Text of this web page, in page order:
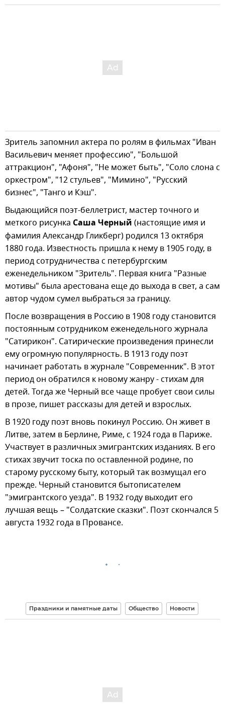
Зритель запомнил актера по ролям в фильмах "Иван
Васильевич меняет профессию", "Большой
аттракцион", "Афоня", "Не может быть", "Соло слона с
оркестром", "12 стульев", "Мимино", "Русский
бизнес", "Танго и Кэш".
Выдающийся поэт-беллетрист, мастер точного и
меткого рисунка Саша Черный (настоящие имя и
фамилия Александр Гликберг) родился 13 октября
1880 года. Известность пришла к нему в 1905 году, в
период сотрудничества с петербургским
еженедельником "Зритель". Первая книга "Разные
мотивы" была арестована еще до выхода в свет, а сам
автор чудом сумел выбраться за границу.
После возвращения в Россию в 1908 году становится
постоянным сотрудником еженедельного журнала
"Сатирикон". Сатирические произведения принесли
ему огромную популярность. В 1913 году поэт
начинает работать в журнале "Современник". В этот
период он обратился к новому жанру - стихам для
детей. Тогда же Черный все чаще пробует свои силы
в прозе, пишет рассказы для детей и взрослых.
В 1920 году поэт вновь покинул Россию. Он живет в
Литве, затем в Берлине, Риме, с 1924 года в Париже.
Участвует в различных эмигрантских изданиях. В его
стихах звучит тоска по оставленной родине, по
старому русскому быту, который так возмущал его
прежде. Черный становится бытописателем
"эмигрантского уезда". В 1932 году выходит его
лучшая вещь – "Солдатские сказки". Поэт скончался 5
августа 1932 года в Провансе.
Праздники и памятные даты Общество Новости